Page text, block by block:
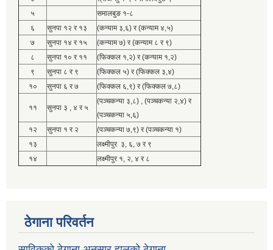
५
समालबुङ १-८
६
सुनपा १२ र १३
(कन्याम ३,६) र (कन्याम ४,५)
७
सुनपा १४ र १५
(कन्याम ७) र (कन्याम ८ र ९)
८
सुनपा १० र ११
(फिक्कल १,२) र (कन्याम १,२)
९
सुनपा ८ र ९
(फिक्कल ५) र (फिक्कल ३,४)
१०
सुनपा ६ र ७ (फिक्कल ६,९) र (फिक्कल ७,८)
११ सुनपा ३ , ४ र ५
(पञ्चकन्या ३,८) , (पञ्चकन्या २,४) र
(पञ्चकन्या ५,६)
१२
सुनपा १ र २
(पञ्चकन्या ७,९) र (पञ्चकन्या १)
१३
लक्ष्मीपुर ३, ६, ७ र ९
१४
लक्ष्मीपुर १, २, ४ र ८
ठेगाना परिवर्तन